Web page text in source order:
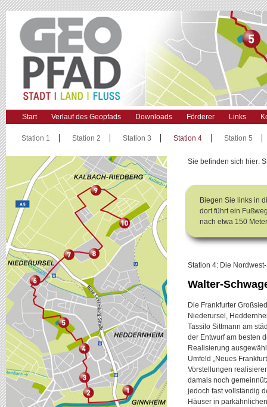
Start Verlauf des Geopfads Downloads Förderer Links
Station 1 Station 2 Station 3 Station 4 Station 5
Sie befinden sich hier:
Biegen Sie links in
dort führt ein
nach etwa 150
Station 4: Die
Walter-
Die Frankfurter
Niederursel,
Tassilo Sittmann am
der Entwurf am besten
Realisierung
Umfeld „Neues
Vorstellungen
damals noch
jedoch fast vollständig
Häuser in